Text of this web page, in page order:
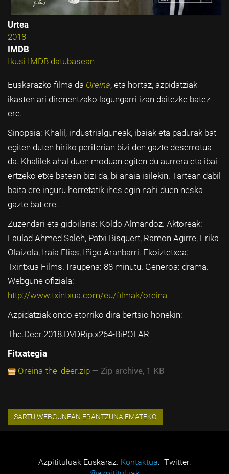
Urtea
2018
IMDB
Ikusi IMDB datubasean
Euskarazko filma da Oreina, eta hortaz, azpidatziak
ikasten ari direnentzako lagungarri izan daitezke batez
ere.
Sinopsia: Khalil, industrialguneak, ibaiak eta padurak bat
egiten duten hiriko periferian bizi den gazte deserrotua
da. Khalilek ahal duen moduan egiten du aurrera eta ibai
ertzeko etxe batean bizi da, bi anaia isilekin. Tartean dabil
baita ere inguru horretatik ihes egin nahi duen neska
gazte bat ere.
Zuzendari eta gidoilaria: Koldo Almandoz. Aktoreak:
Laulad Ahmed Saleh, Patxi Bisquert, Ramon Agirre, Erika
Olaizola, Iraia Elias, Iñigo Aranbarri. Ekoiztetxea:
Txintxua Films. Iraupena: 88 minutu. Generoa: drama.
Webgune ofiziala:
http://www.txintxua.com/eu/filmak/oreina
Azpidatziak ondo etorriko dira bertsio honekin:
The.Deer.2018.DVDRip.x264-BiPOLAR
Fitxategia
Oreina-the_deer.zip — Zip archive, 1 KB
Azpitituluak Euskaraz. Kontaktua. Twitter: